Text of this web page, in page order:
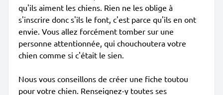
qu'ils aiment les chiens. Rien ne les oblige à
s'inscrire donc s'ils le font, c'est parce qu'ils en ont
envie. Vous allez forcément tomber sur une
personne attentionnée, qui chouchoutera votre
chien comme si c'était le sien.
Nous vous conseillons de créer une fiche toutou
pour votre chien. Renseignez-y toutes ses